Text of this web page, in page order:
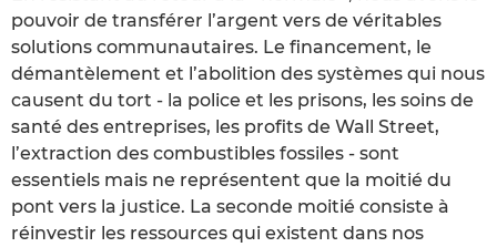
pouvoir de transférer l’argent vers de véritables
solutions communautaires. Le financement, le
démantèlement et l’abolition des systèmes qui nous
causent du tort - la police et les prisons, les soins de
santé des entreprises, les profits de Wall Street,
l’extraction des combustibles fossiles - sont
essentiels mais ne représentent que la moitié du
pont vers la justice. La seconde moitié consiste à
réinvestir les ressources qui existent dans nos